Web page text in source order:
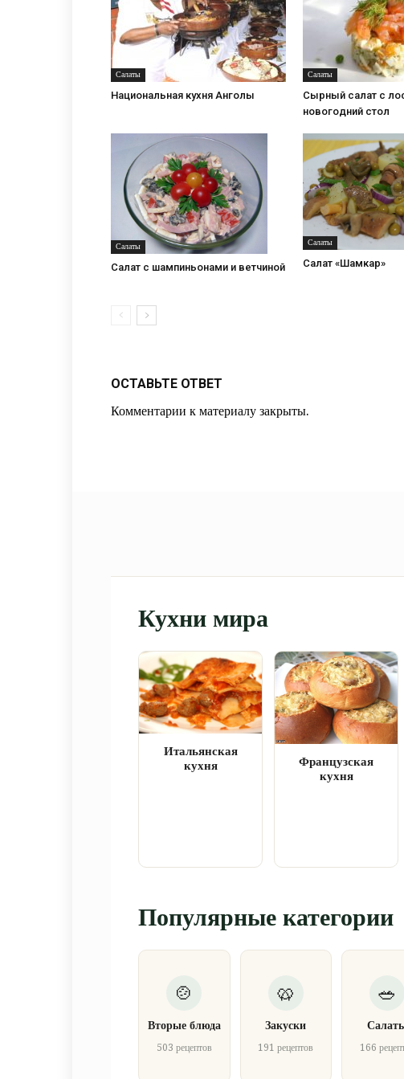
Салаты
Национальная кухня Анголы
Салаты
Сырный салат с
новогодний стол
Салаты
Салат с шампиньонами и ветчиной
Салаты
Салат «Шамкар»
ОСТАВЬТЕ ОТВЕТ
Комментарии к материалу закрыты.
Кухни мира
Итальянская
кухня
Французская
кухня
Популярные категории
Вторые блюда
503 рецептов
Закуски
191 рецептов 166